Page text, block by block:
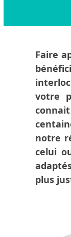
Faire
votre
notre
celui
plus